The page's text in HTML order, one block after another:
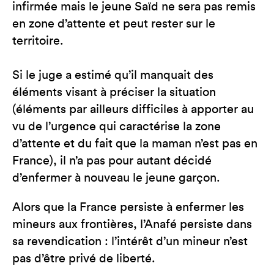
infirmée mais le jeune Saïd ne sera pas remis
en zone d’attente et peut rester sur le
territoire.
Si le juge a estimé qu’il manquait des
éléments visant à préciser la situation
(éléments par ailleurs difficiles à apporter au
vu de l’urgence qui caractérise la zone
d’attente et du fait que la maman n’est pas en
France), il n’a pas pour autant décidé
d’enfermer à nouveau le jeune garçon.
Alors que la France persiste à enfermer les
mineurs aux frontières, l’Anafé persiste dans
sa revendication : l’intérêt d’un mineur n’est
pas d’être privé de liberté.